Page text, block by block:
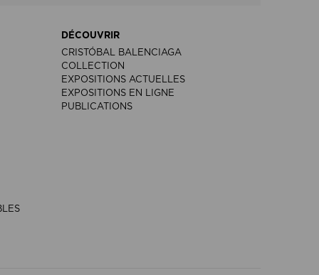
DÉCOUVRIR
CRISTÓBAL BALENCIAGA
COLLECTION
EXPOSITIONS ACTUELLES
EXPOSITIONS EN LIGNE
PUBLICATIONS